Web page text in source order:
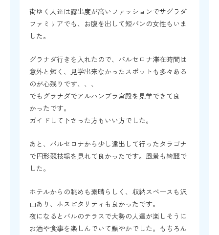
街ゆく人達は露出度が高いファッションでサグラダ
ファミリアでも、お腹を出して短パンの女性もいま
した。
グラナダ行きを入れたので、バルセロナ滞在時間は
意外と短く、見学出来なかったスポットも多々ある
のが心残りです、、、
でもグラナダでアルハンブラ宮殿を見学できて良
かったです。
ガイドして下さった方もいい方でした。
あと、バルセロナから少し遠出して行ったタラゴナ
で円形競技場を見れて良かったです。風景も綺麗で
した。
ホテルからの眺めも素晴らしく、収納スペースも沢
山あり、ホスピタリティも良かったです。
夜になるとバルのテラスで大勢の人達が楽しそうに
お酒や食事を楽しんでいて賑やかでした。もちろん